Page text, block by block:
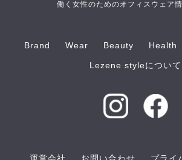
働く女性のためのオフィスウェア
Brand Wear Beauty Health
Lezene styleについて